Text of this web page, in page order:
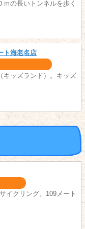
の長いトンネルを歩く
ト海老名店
キッズランド）。キッズ
イクリング。109メート